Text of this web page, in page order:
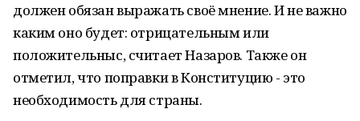
должен обязан выражать своё мнение. И не важно
каким оно будет: отрицательным или
положительныс, считает Назаров. Также он
отметил, что поправки в Конституцию - это
необходимость для страны.